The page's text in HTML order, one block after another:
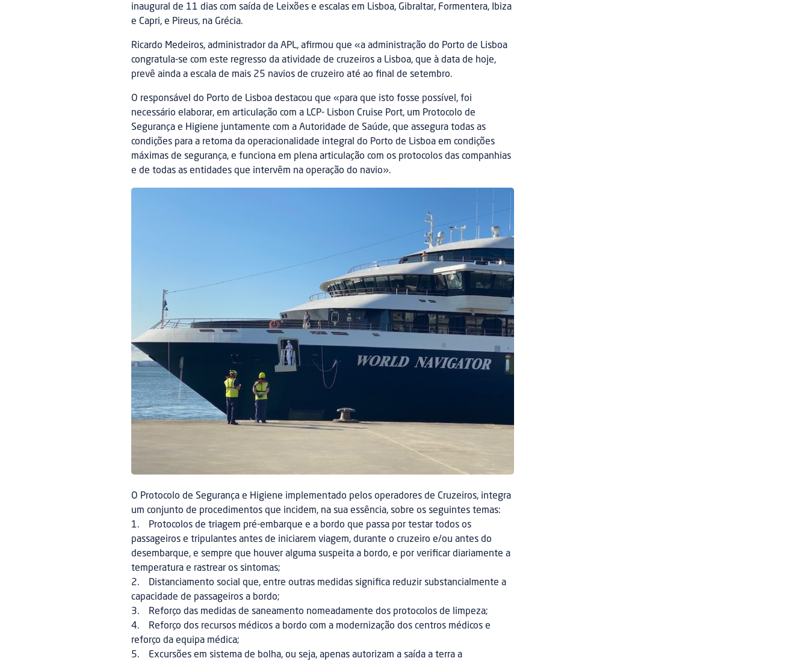
inaugural de 11 dias com saída de Leixões e escalas em Lisboa, Gibraltar, Formentera, Ibiza
e Capri, e Pireus, na Grécia.
Ricardo Medeiros, administrador da APL, afirmou que «a administração do Porto de Lisboa
congratula-se com este regresso da atividade de cruzeiros a Lisboa, que à data de hoje,
prevê ainda a escala de mais 25 navios de cruzeiro até ao final de setembro.
O responsável do Porto de Lisboa destacou que «para que isto fosse possível, foi
necessário elaborar, em articulação com a LCP- Lisbon Cruise Port, um Protocolo de
Segurança e Higiene juntamente com a Autoridade de Saúde, que assegura todas as
condições para a retoma da operacionalidade integral do Porto de Lisboa em condições
máximas de segurança, e funciona em plena articulação com os protocolos das companhias
e de todas as entidades que intervêm na operação do navio».
O Protocolo de Segurança e Higiene implementado pelos operadores de Cruzeiros, integra
um conjunto de procedimentos que incidem, na sua essência, sobre os seguintes temas:
1. Protocolos de triagem pré-embarque e a bordo que passa por testar todos os
passageiros e tripulantes antes de iniciarem viagem, durante o cruzeiro e/ou antes do
desembarque, e sempre que houver alguma suspeita a bordo, e por verificar diariamente a
temperatura e rastrear os sintomas;
2. Distanciamento social que, entre outras medidas significa reduzir substancialmente a
capacidade de passageiros a bordo;
3. Reforço das medidas de saneamento nomeadamente dos protocolos de limpeza;
4. Reforço dos recursos médicos a bordo com a modernização dos centros médicos e
reforço da equipa médica;
5. Excursões em sistema de bolha, ou seja, apenas autorizam a saída a terra a